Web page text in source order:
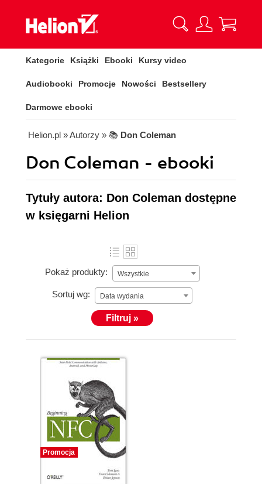
Kategorie Książki Ebooki Kursy video
Audiobooki Promocje Nowości Bestsellery
Darmowe ebooki
Helion.pl » Autorzy » 📚 Don Coleman
Don Coleman - ebooki
Tytuły autora: Don Coleman dostępne
w księgarni Helion
Pokaż produkty: Wszystkie
Sortuj wg: Data wydania
Filtruj »
Promocja